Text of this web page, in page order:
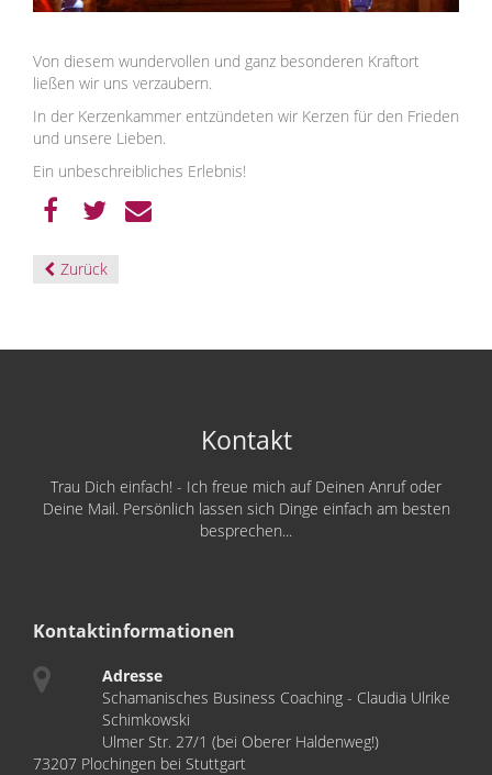
Von diesem wundervollen und ganz besonderen Kraftort
ließen wir uns verzaubern.
In der Kerzenkammer entzündeten wir Kerzen für den Frieden
und unsere Lieben.
Ein unbeschreibliches Erlebnis!
Zurück
Kontakt
Trau Dich einfach! - Ich freue mich auf Deinen Anruf oder
Deine Mail. Persönlich lassen sich Dinge einfach am besten
besprechen...
Kontaktinformationen
Adresse
Schamanisches Business Coaching - Claudia Ulrike
Schimkowski
Ulmer Str. 27/1 (bei Oberer Haldenweg!)
73207 Plochingen bei Stuttgart